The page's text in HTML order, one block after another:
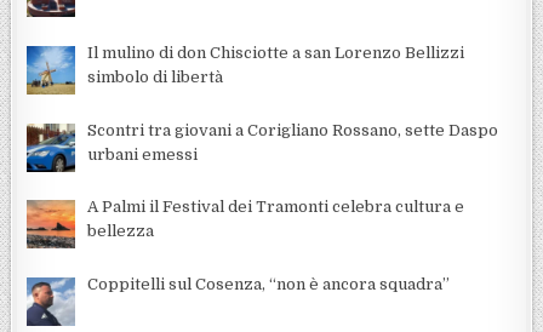
Il mulino di don Chisciotte a san Lorenzo Bellizzi
simbolo di libertà
Scontri tra giovani a Corigliano Rossano, sette Daspo
urbani emessi
A Palmi il Festival dei Tramonti celebra cultura e
bellezza
Coppitelli sul Cosenza, “non è ancora squadra”